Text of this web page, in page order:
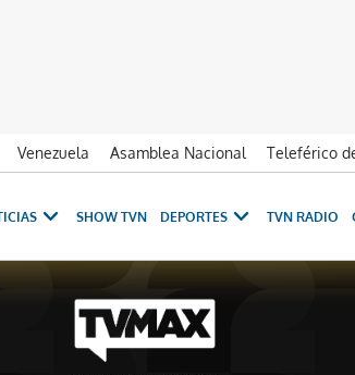
Venezuela Asamblea Nacional Teleférico
SHOW TVN DEPORTES TVN RADIO